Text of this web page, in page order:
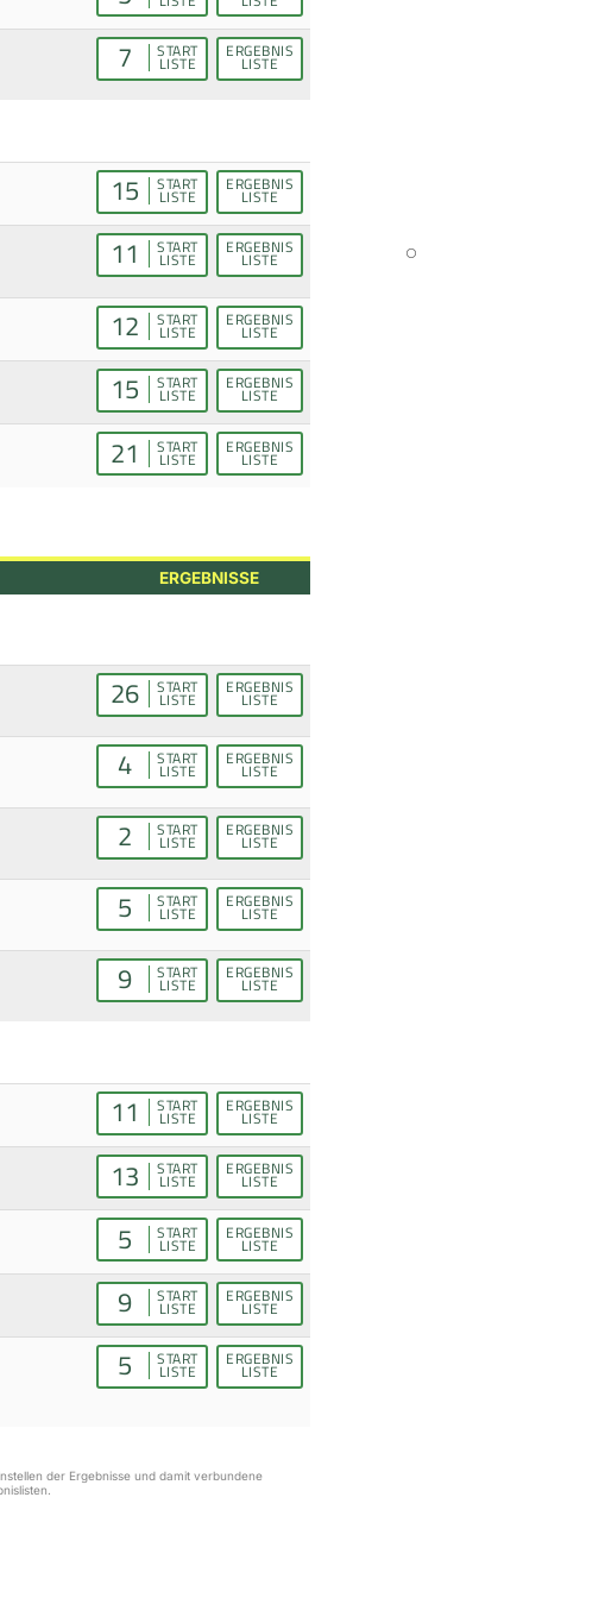
7 START
LISTE
ERGEBNIS
LISTE
15 START
LISTE
ERGEBNIS
LISTE
11 START
LISTE
ERGEBNIS
LISTE
12 START
LISTE
ERGEBNIS
LISTE
15 START
LISTE
ERGEBNIS
LISTE
21 START
LISTE
ERGEBNIS
LISTE
ERGEBNISSE
26 START
LISTE
ERGEBNIS
LISTE
4 START
LISTE
ERGEBNIS
LISTE
2 START
LISTE
ERGEBNIS
LISTE
5 START
LISTE
ERGEBNIS
LISTE
9 START
LISTE
ERGEBNIS
LISTE
11 START
LISTE
ERGEBNIS
LISTE
13 START
LISTE
ERGEBNIS
LISTE
5 START
LISTE
ERGEBNIS
LISTE
9 START
LISTE
ERGEBNIS
LISTE
5 START
LISTE
ERGEBNIS
LISTE
der Ergebnisse und damit verbundene